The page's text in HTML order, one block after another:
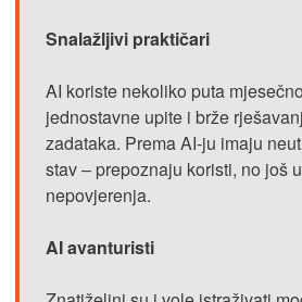
Snalažljivi praktičari
AI koriste nekoliko puta
jednostavne upite i brže
zadataka. Prema AI-ju imaju
stav – prepoznaju koristi, no još
nepovjerenja.
AI avanturisti